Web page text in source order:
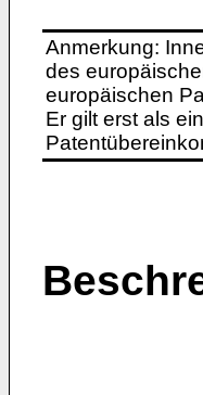
Anmerkung:
des
europäischen
Er gilt erst als